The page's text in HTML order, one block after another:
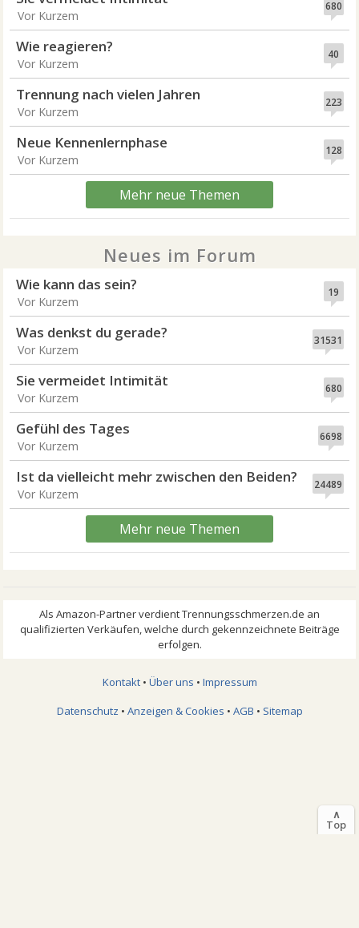
680
Vor Kurzem
40
Wie reagieren?
Vor Kurzem
223
Trennung nach vielen Jahren
Vor Kurzem
128
Neue Kennenlernphase
Vor Kurzem
Mehr neue Themen
Neues im Forum
19
Wie kann das sein?
Vor Kurzem
31531
Was denkst du gerade?
Vor Kurzem
680
Sie vermeidet Intimität
Vor Kurzem
6698
Gefühl des Tages
Vor Kurzem
24489
Ist da vielleicht mehr zwischen den Beiden?
Vor Kurzem
Mehr neue Themen
Kontakt• Über uns • Impressum
Datenschutz • Anzeigen & Cookies • AGB • Sitemap
∧
Top